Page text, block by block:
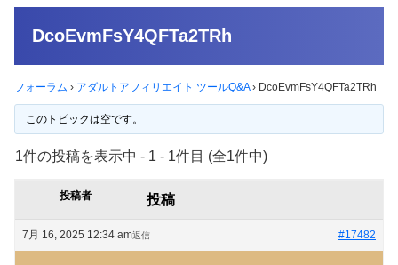
DcoEvmFsY4QFTa2TRh
フォーラム › アダルトアフィリエイト ツールQ&A › DcoEvmFsY4QFTa2TRh
このトピックは空です。
1件の投稿を表示中 - 1 - 1件目 (全1件中)
投稿者 投稿
7月 16, 2025 12:34 am #17482
返信